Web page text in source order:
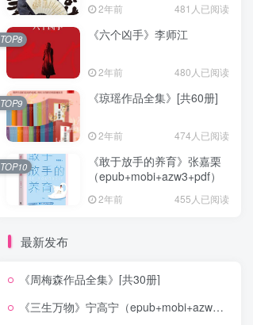
2年前 481人已阅读
《六个凶手》李师江
2年前 480人已阅读
TOP8
《琼瑶作品全集》[共60册]
2年前 474人已阅读
TOP9
《敢于放手的养育》张嘉栗
（epub+mobi+azw3+pdf）
2年前 455人已阅读
TOP10
最新发布
《周梅森作品全集》[共30册]
《三生万物》宁高宁（epub+mobi+azw3+pdf）